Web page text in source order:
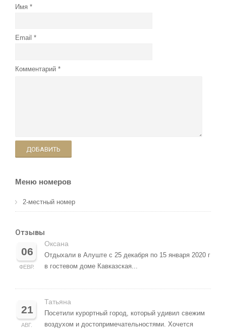
Имя
Email
Комментарий
ДОБАВИТЬ
Меню номеров
2-местный номер
Отзывы
06
ФЕВР.
Оксана
Отдыхали в Алуште с 25 декабря по 15 января 2020 г
в гостевом доме Кавказская...
21
АВГ.
Татьяна
Посетили курортный город, который удивил свежим
воздухом и достопримечательностями. Хочется